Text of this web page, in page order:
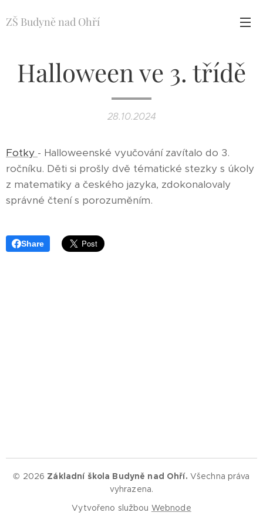
ZŠ Budyně nad Ohří
Halloween ve 3. třídě
28.10.2024
Fotky - Halloweenské vyučování zavítalo do 3.
ročníku. Děti si prošly dvě tématické stezky s úkoly
z matematiky a českého jazyka, zdokonalovaly
správné čtení s porozuměním.
Share
© 2026 Základní škola Budyně nad Ohří. Všechna práva
vyhrazena.
Vytvořeno službou Webnode